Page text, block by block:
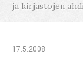
ja kirjastojen
17.5.2008